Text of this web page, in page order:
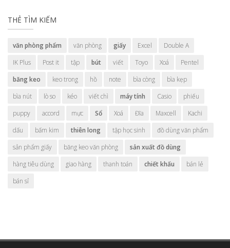
THẺ TÌM KIẾM
văn phòng phẩm văn phòng giấy Excel
Double A
IK Plus
Post it tập bút viết Toyo Xoá
Pentel
băng keo
keo trong hồ note bìa còng
bìa kẹp
bìa nút
lò so kéo viết chì máy tính Casio
phiếu
puppy
accord mực Sổ Xoá Đĩa Maxcell
Kachi
dấu
bấm kim thiên long tập học sinh
đồ dùng văn phẩm
sản phẩm giấy
băng keo văn phòng
sản xuất đồ dùng
hàng tiêu dùng
giao hàng thanh toán chiết khấu
bán lẻ
bán sỉ